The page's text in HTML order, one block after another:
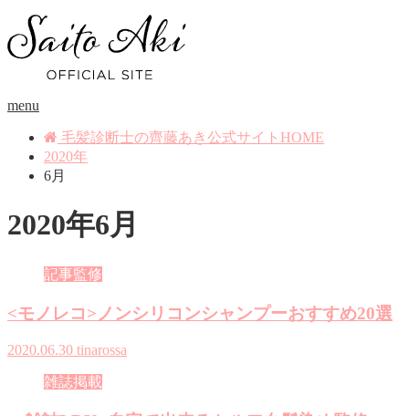
menu
毛髪診断士の齊藤あき公式サイトHOME
2020年
6月
2020年6月
記事監修
<モノレコ>ノンシリコンシャンプーおすすめ20選
2020.06.30 tinarossa
雑誌掲載